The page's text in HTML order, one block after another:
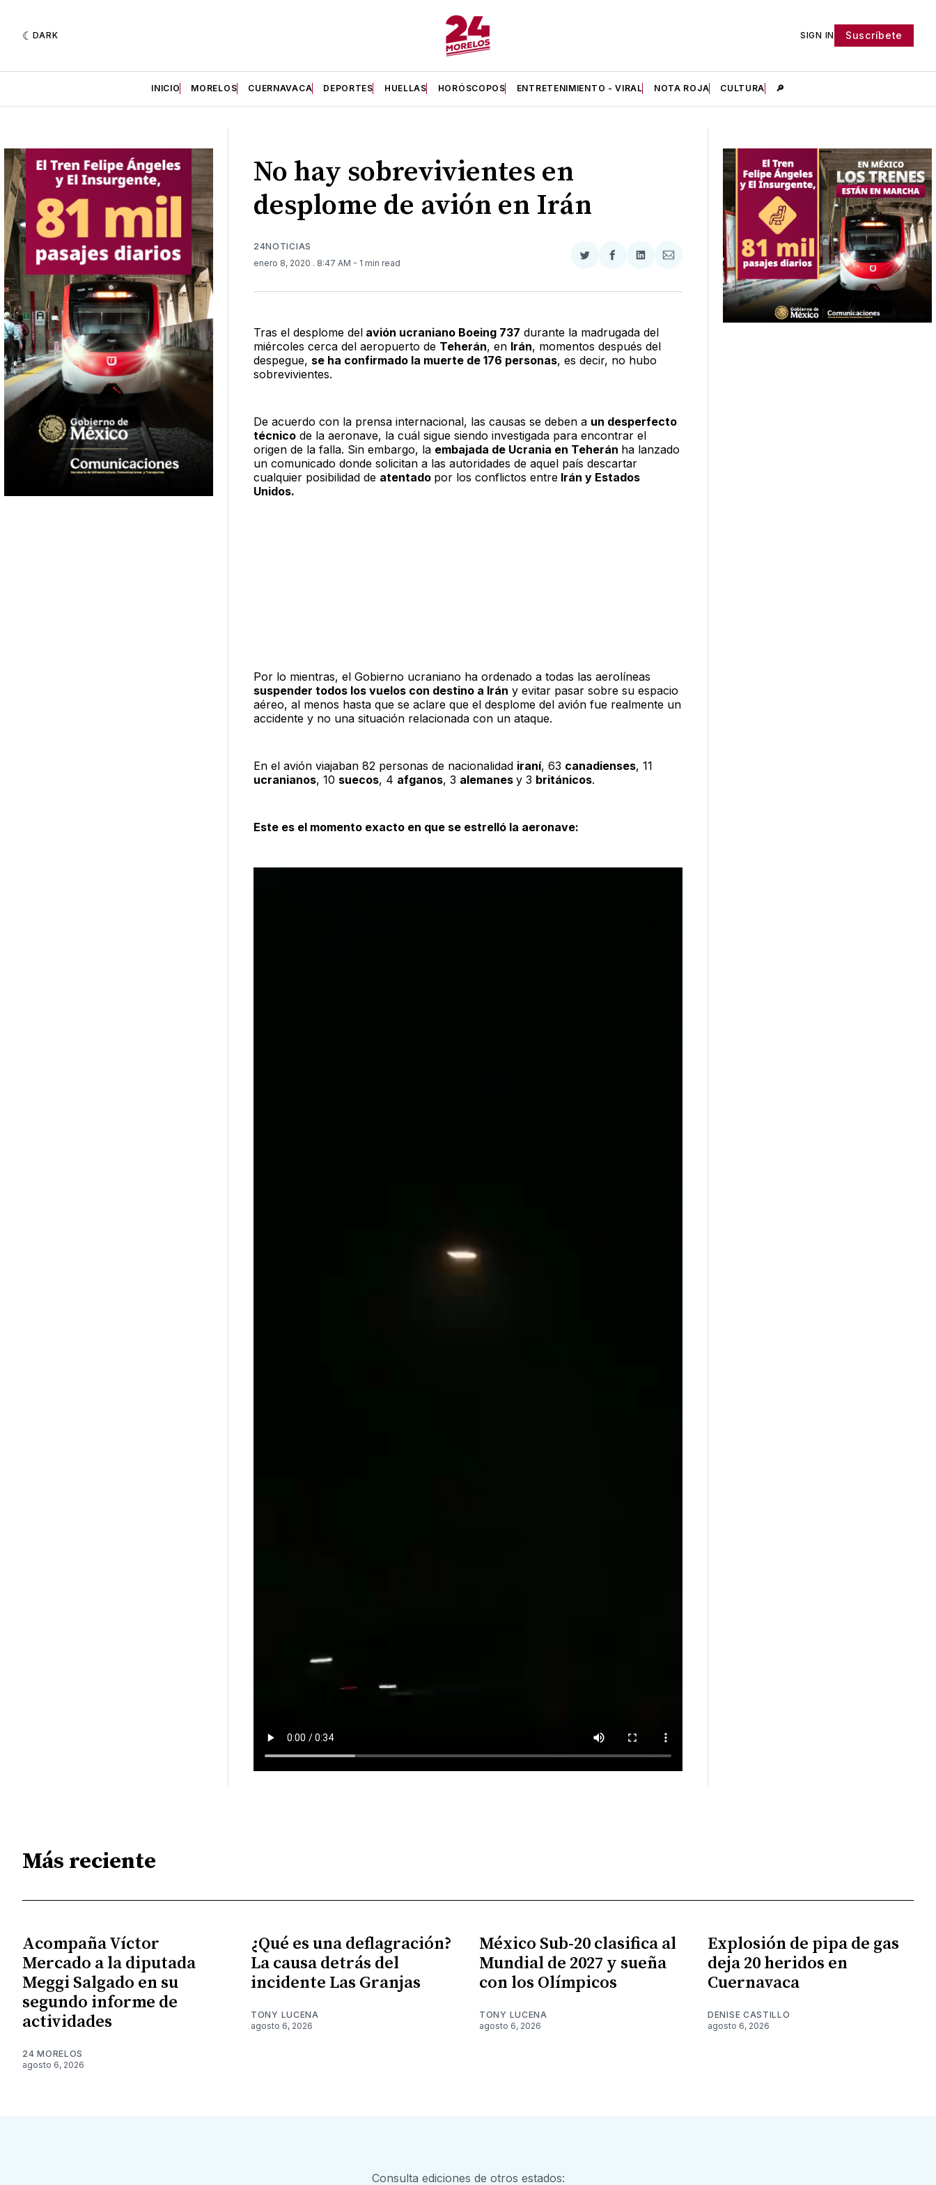
DARK SIGN IN Suscríbete
INICIO MORELOS CUERNAVACA DEPORTES HUELLAS HORÓSCOPOS ENTRETENIMIENTO - VIRAL NOTA ROJA CULTURA 🔎
No hay sobrevivientes en
desplome de avión en Irán
24NOTICIAS
enero 8, 2020 . 8:47 AM - 1 min read
Compartir
Twitter
Compartir
Facebook
Compartir
LinkedIn
Compartir
Email
Tras el desplome delavión ucraniano Boeing 737 durante la madrugada del
miércoles cerca del aeropuerto de Teherán, en Irán, momentos después del
despegue, se ha confirmado la muerte de 176 personas, es decir, no hubo
sobrevivientes.
De acuerdo con la prensa internacional, las causas se deben a un desperfecto
técnicode la aeronave, la cuál sigue siendo investigada para encontrar el
origen de la falla. Sin embargo, la embajada de Ucrania en Teherán ha lanzado
un comunicado donde solicitan a las autoridades de aquel país descartar
cualquier posibilidad de atentado por los conflictos entreIrán y Estados
Unidos.
Por lo mientras, el Gobierno ucraniano ha ordenado a todas las aerolíneas
suspender todos los vuelos con destino a Irán y evitar pasar sobre su espacio
aéreo, al menos hasta que se aclare que el desplome del avión fue realmente un
accidente y no una situación relacionada con un ataque.
En el avión viajaban 82 personas de nacionalidad iraní, 63 canadienses, 11
ucranianos, 10 suecos, 4 afganos, 3 alemanes y 3 británicos.
Este es el momento exacto en que se estrelló la aeronave:
Más reciente
Acompaña Víctor
Mercado a la diputada
Meggi Salgado en su
segundo informe de
actividades
24 MORELOS
agosto 6, 2026
¿Qué es una deflagración?
La causa detrás del
incidente Las Granjas
TONY LUCENA
agosto 6, 2026
México Sub-20 clasifica al
Mundial de 2027 y sueña
con los Olímpicos
TONY LUCENA
agosto 6, 2026
Explosión de pipa de gas
deja 20 heridos en
Cuernavaca
DENISE CASTILLO
agosto 6, 2026
Consulta ediciones de otros estados: